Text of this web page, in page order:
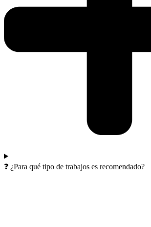
❓ ¿Para qué tipo de trabajos es recomendado?